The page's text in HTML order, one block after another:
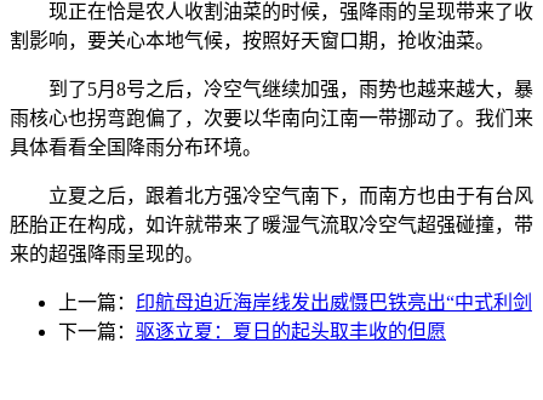
现正在恰是农人收割油菜的时候，强降雨的呈现带来了收
割影响，要关心本地气候，按照好天窗口期，抢收油菜。
到了5月8号之后，冷空气继续加强，雨势也越来越大，暴
雨核心也拐弯跑偏了，次要以华南向江南一带挪动了。我们来
具体看看全国降雨分布环境。
立夏之后，跟着北方强冷空气南下，而南方也由于有台风
胚胎正在构成，如许就带来了暖湿气流取冷空气超强碰撞，带
来的超强降雨呈现的。
上一篇： 印航母迫近海岸线发出威慑巴铁亮出“中式利剑
下一篇： 驱逐立夏：夏日的起头取丰收的但愿